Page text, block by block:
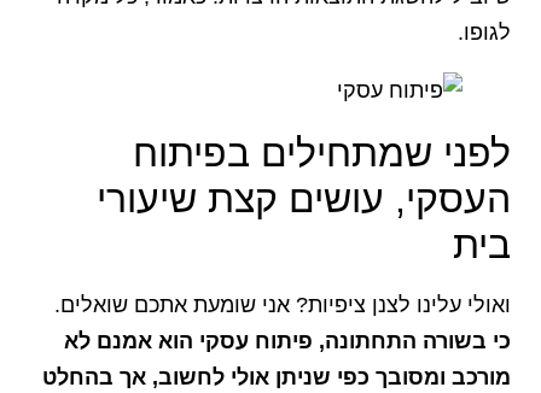
לגופו.
לפני שמתחילים בפיתוח
העסקי, עושים קצת שיעורי
בית
ואולי עלינו לצנן ציפיות? אני שומעת אתכם שואלים.
כי בשורה התחתונה, פיתוח עסקי הוא אמנם לא
מורכב ומסובך כפי שניתן אולי לחשוב, אך בהחלט